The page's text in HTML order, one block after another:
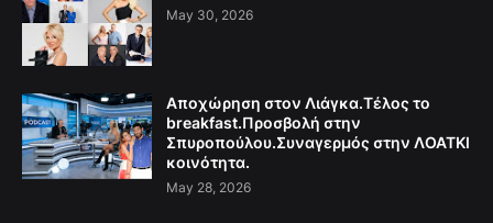
May 30, 2026
Αποχώρηση στον Λιάγκα.Τέλος το
breakfast.Προσβολή στην
Σπυροπούλου.Συναγερμός στην ΛΟΑΤΚΙ
κοινότητα.
May 28, 2026